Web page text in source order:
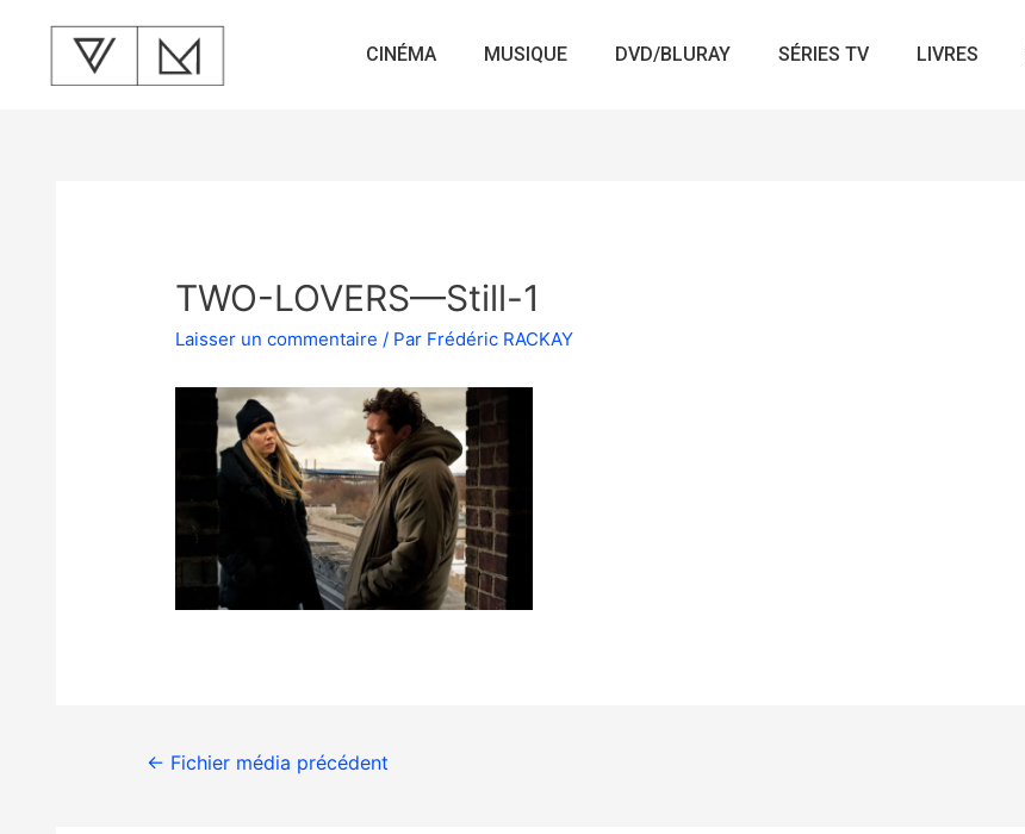
CINÉMA MUSIQUE DVD/BLURAY SÉRIES TV LIVRES
TWO-LOVERS—Still-1
Laisser un commentaire / Par Frédéric RACKAY
← Fichier média précédent